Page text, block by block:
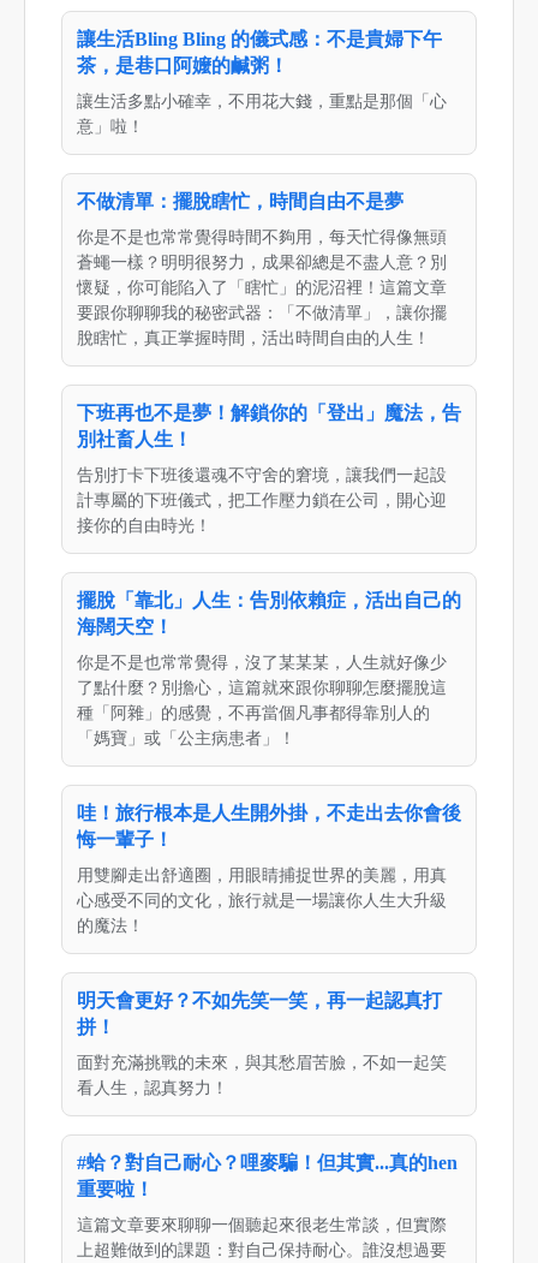
讓生活Bling Bling 的儀式感：不是貴婦下午
茶，是巷口阿嬤的鹹粥！
讓生活多點小確幸，不用花大錢，重點是那個「心
意」啦！
不做清單：擺脫瞎忙，時間自由不是夢
你是不是也常常覺得時間不夠用，每天忙得像無頭
蒼蠅一樣？明明很努力，成果卻總是不盡人意？別
懷疑，你可能陷入了「瞎忙」的泥沼裡！這篇文章
要跟你聊聊我的秘密武器：「不做清單」，讓你擺
脫瞎忙，真正掌握時間，活出時間自由的人生！
下班再也不是夢！解鎖你的「登出」魔法，告
別社畜人生！
告別打卡下班後還魂不守舍的窘境，讓我們一起設
計專屬的下班儀式，把工作壓力鎖在公司，開心迎
接你的自由時光！
擺脫「靠北」人生：告別依賴症，活出自己的
海闊天空！
你是不是也常常覺得，沒了某某某，人生就好像少
了點什麼？別擔心，這篇就來跟你聊聊怎麼擺脫這
種「阿雜」的感覺，不再當個凡事都得靠別人的
「媽寶」或「公主病患者」！
哇！旅行根本是人生開外掛，不走出去你會後
悔一輩子！
用雙腳走出舒適圈，用眼睛捕捉世界的美麗，用真
心感受不同的文化，旅行就是一場讓你人生大升級
的魔法！
明天會更好？不如先笑一笑，再一起認真打
拼！
面對充滿挑戰的未來，與其愁眉苦臉，不如一起笑
看人生，認真努力！
#蛤？對自己耐心？哩麥騙！但其實...真的hen
重要啦！
這篇文章要來聊聊一個聽起來很老生常談，但實際
上超難做到的課題：對自己保持耐心。誰沒想過要